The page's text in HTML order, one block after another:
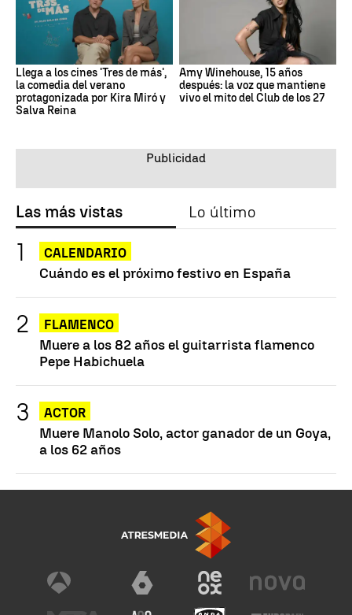
Llega a los cines 'Tres de más',
la comedia del verano
protagonizada por Kira Miró y
Salva Reina
Amy Winehouse, 15 años
después: la voz que mantiene
vivo el mito del Club de los 27
Las más vistas Lo último
CALENDARIO
Cuándo es el próximo festivo en España
FLAMENCO
Muere a los 82 años el guitarrista flamenco
Pepe Habichuela
ACTOR
Muere Manolo Solo, actor ganador de un Goya,
a los 62 años